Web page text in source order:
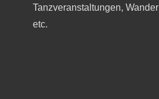
Tanzveranstaltungen,
etc.